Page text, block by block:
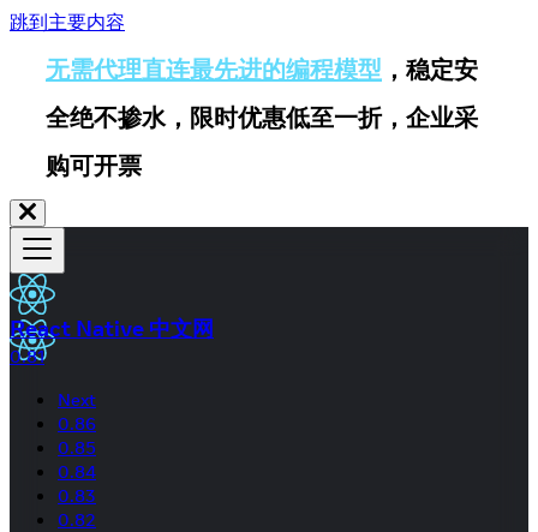
跳到主要内容
无需代理直连最先进的编程模型 ，稳定安
全绝不掺水，限时优惠低至一折，企业采
购可开票
React Native 中文网
0.81
Next
0.86
0.85
0.84
0.83
0.82